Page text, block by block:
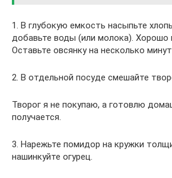
1. В глубокую емкость насыпьте
добавьте воды (или молока). Хорошо
Оставьте овсянку на несколько
2. В отдельной посуде смешайте
Творог я не покупаю, а готовлю
получается.
3. Нарежьте помидор на кружки
нашинкуйте огурец.